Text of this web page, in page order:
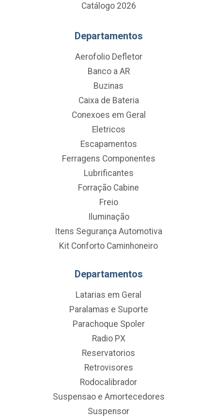
Catálogo 2026
Departamentos
Aerofolio Defletor
Banco a AR
Buzinas
Caixa de Bateria
Conexoes em Geral
Eletricos
Escapamentos
Ferragens Componentes
Lubrificantes
Forração Cabine
Freio
Iluminação
Itens Segurança Automotiva
Kit Conforto Caminhoneiro
Departamentos
Latarias em Geral
Paralamas e Suporte
Parachoque Spoler
Radio PX
Reservatorios
Retrovisores
Rodocalibrador
Suspensao e Amortecedores
Suspensor